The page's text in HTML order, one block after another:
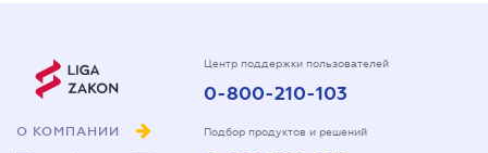
О КОМПАНИИ
Центр поддержки пользователей
0-800-210-103
Подбор продуктов и решений